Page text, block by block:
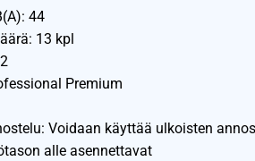
44
13 kpl
Premium
Voidaan käyttää ulkoisten
alle asennettavat